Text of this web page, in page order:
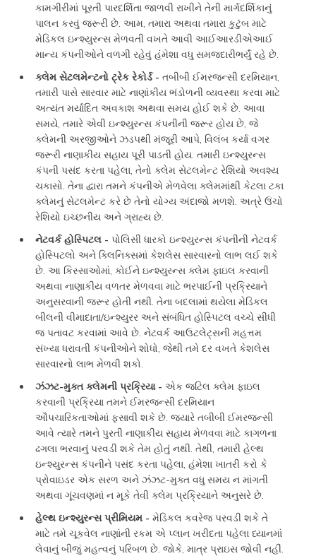
કામગીરીમાં પૂરતી પારદર્શિતા જાળવી રાખીને તેની માર્ગદર્શિકાનું
પાલન કરવું જરૂરી છે. આમ, તમારા અથવા તમારા કુટુંબ માટે
મેડિકલ ઇન્શ્યુરન્સ મેળવતી વખતે આવી આઈઆરડીએઆઈ
માન્ય કંપનીઓને વળગી રહેવું હંમેશા વધુ સમજદારીભર્યું રહે છે.
ક્લેમ સેટલમેન્ટનો ટ્રેક રેકોર્ડ - તબીબી ઈમરજન્સી દરમિયાન,
તમારી પાસે સારવાર માટે નાણાંકીય ભંડોળની વ્યવસ્થા કરવા માટે
અત્યંત મર્યાદિત અવકાશ અથવા સમય હોઈ શકે છે. આવા
સમયે, તમારે એવી ઇન્શ્યુરન્સ કંપનીની જરૂર હોય છે, જે
ક્લેમની અરજીઓને ઝડપથી મંજૂરી આપે, વિલંબ કર્યા વગર
જરૂરી નાણાકીય સહાય પૂરી પાડતી હોય. તમારી ઇન્શ્યુરન્સ
કંપની પસંદ કરતા પહેલા, તેનો ક્લેમ સેટલમેન્ટ રેશિયો અવશ્ય
ચકાસો. તેના દ્વારા તમને કંપનીએ મેળવેલા ક્લેમમાંથી કેટલા ટકા
ક્લેમનું સેટલમેન્ટ કરે છે તેનો યોગ્ય અંદાજો મળશે. અત્રે ઉંચો
રેશિયો ઇચ્છનીય અને ગ્રાહ્ય છે.
નેટવર્ક હોસ્પિટલ - પોલિસી ધારકો ઇન્શ્યુરન્સ કંપનીની નેટવર્ક
હોસ્પિટલો અને ક્લિનિક્સમાં કેશલેસ સારવારનો લાભ લઈ શકે
છે. આ કિસ્સાઓમાં, કોઈને ઇન્શ્યુરન્સ ક્લેમ ફાઇલ કરવાની
અથવા નાણાકીય વળતર મેળવવા માટે ભરપાઈની પ્રક્રિયાને
અનુસરવાની જરૂર હોતી નથી. તેના બદલામાં થયેલા મેડિકલ
બીલની વીમાદાતા/ઇન્શ્યુરર અને સંબંધિત હોસ્પિટલ વચ્ચે સીધી
જ પતાવટ કરવામાં આવે છે. નેટવર્ક આઉટલેટ્સની મહત્તમ
સંખ્યા ધરાવતી કંપનીઓને શોધો, જેથી તમે દર વખતે કેશલેસ
સારવારનો લાભ મેળવી શકો.
ઝંઝટ-મુક્ત ક્લેમની પ્રક્રિયા - એક જટિલ ક્લેમ ફાઇલ
કરવાની પ્રક્રિયા તમને ઈમરજન્સી દરમિયાન
ઔપચારિકતાઓમાં ફસાવી શકે છે. જ્યારે તબીબી ઈમરજન્સી
આવે ત્યારે તમને પુરતી નાણાકીય સહાય મેળવવા માટે કાગળના
ઢગલા ભરવાનું પરવડી શકે તેમ હોતું નથી. તેથી, તમારી હેલ્થ
ઇન્શ્યુરન્સ કંપનીને પસંદ કરતા પહેલા, હંમેશા ખાતરી કરો કે
પ્રોવાઇડર એક સરળ અને ઝંંઝટ-મુક્ત વધુ સમય ન માંગતી
અથવા ગૂંચવણમાં ન મૂકે તેવી ક્લેમ પ્રક્રિયાને અનુસરે છે.
હેલ્થ ઇન્શ્યુરન્સ પ્રીમિયમ - મેડિકલ કવરેજ પરવડી શકે તે
માટે તમે ચૂકવેલ નાણાંની રકમ એ પ્લાન ખરીદતા પહેલા ધ્યાનમાં
લેવાનું બીજું મહત્વનું પરિબળ છે. જોકે, માત્ર પ્રાઇસ જોવી નહીં.